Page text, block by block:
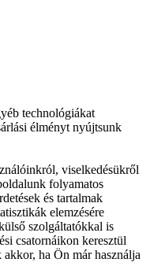
technológiákat
élményt nyújtsunk
viselkedésükről
folyamatos
és tartalmak
elemzésére
szolgáltatókkal is
csatornáikon keresztül
ha Ön már használja